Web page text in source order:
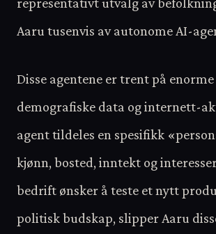
Aaru tusenvis av autonome AI-
Disse agentene er trent på
demografiske data og internett-
agent tildeles en spesifikk
kjønn, bosted, inntekt og
bedrift ønsker å teste et nytt
politisk budskap, slipper Aaru